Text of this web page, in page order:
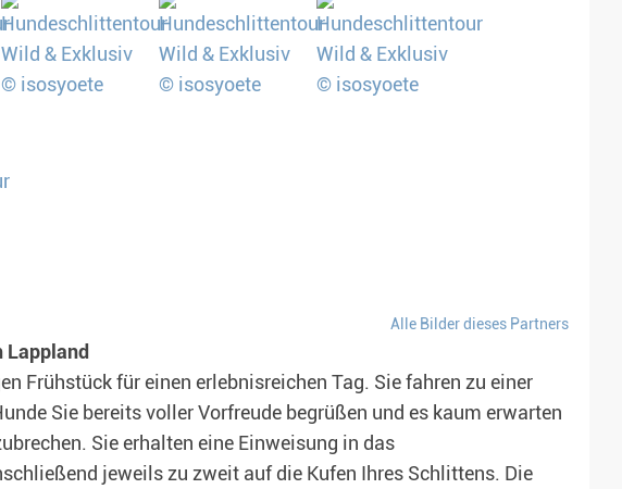
Alle Bilder dieses Partners
Lappland
Frühstück für einen erlebnisreichen Tag. Sie fahren zu einer
Sie bereits voller Vorfreude begrüßen und es kaum erwarten
Sie erhalten eine Einweisung in das
jeweils zu zweit auf die Kufen Ihres Schlittens. Die